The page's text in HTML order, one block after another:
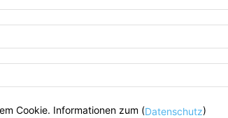
Cookie. Informationen zum (Datenschutz)